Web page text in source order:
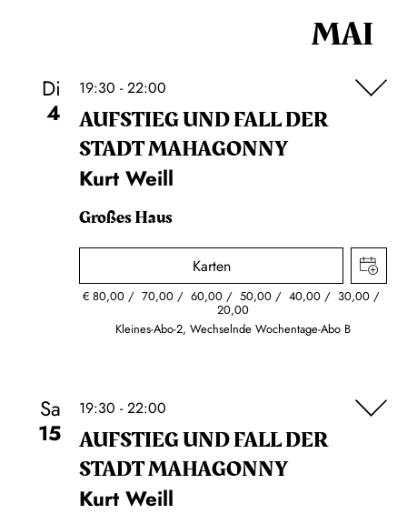
MAI
Di
4
19:30 - 22:00
AUFSTIEG UND FALL DER
STADT MAHAGONNY
Kurt Weill
Großes Haus
Karten
€80,00 70,00 60,00 50,00 40,00 30,00
20,00
Kleines-Abo-2, Wechselnde Wochentage-Abo B
Sa
15
19:30 - 22:00
AUFSTIEG UND FALL DER
STADT MAHAGONNY
Kurt Weill